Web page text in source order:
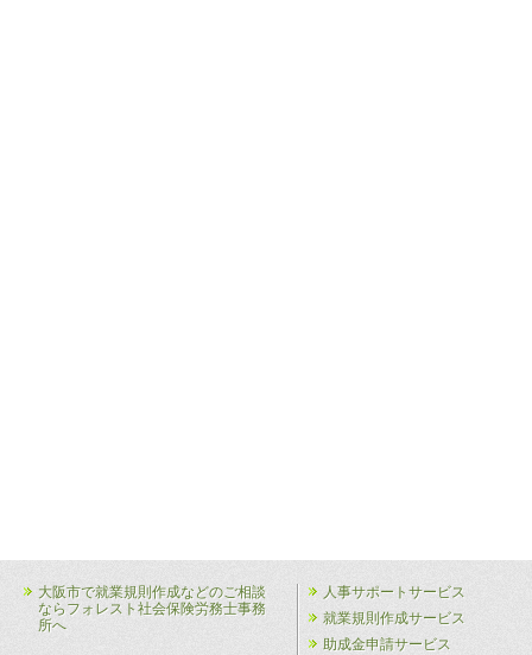
大阪市で就業規則作成などのご相談
ならフォレスト社会保険労務士事務
所へ
人事サポートサービス
就業規則作成サービス
助成金申請サービス